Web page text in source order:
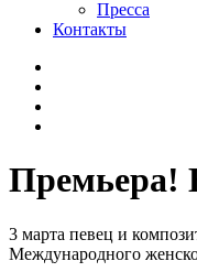
Пресса
Контакты
Премьера!
3 марта певец и
Международного